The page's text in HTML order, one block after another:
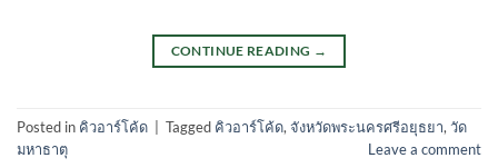
CONTINUE READING →
Posted in คิวอาร์โค้ด Tagged คิวอาร์โค้ด,จังหวัดพระนครศรีอยุธยา,วัด
มหาธาตุ
Leave a comment